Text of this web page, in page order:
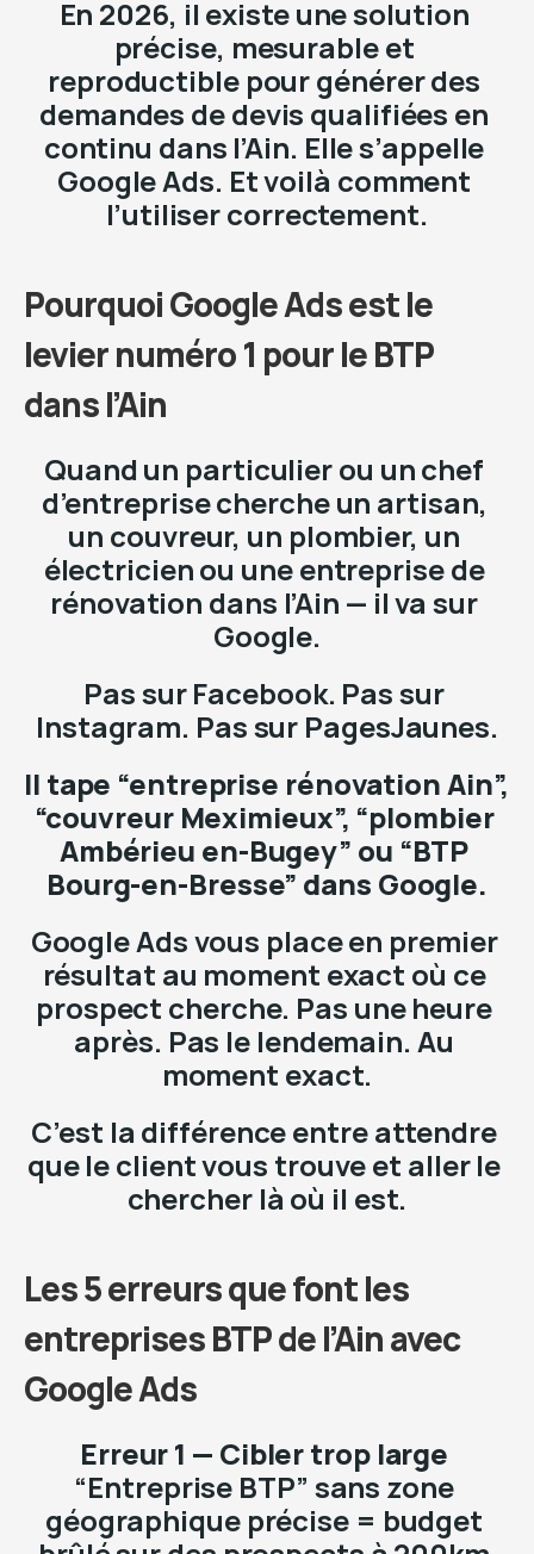
En 2026, il existe une solution
précise, mesurable et
reproductible pour générer des
demandes de devis qualifiées en
continu dans l’Ain. Elle s’appelle
Google Ads. Et voilà comment
l’utiliser correctement.
Pourquoi Google Ads est le
levier numéro 1 pour le BTP
dans l’Ain
Quand un particulier ou un chef
d’entreprise cherche un artisan,
un couvreur, un plombier, un
électricien ou une entreprise de
rénovation dans l’Ain — il va sur
Google.
Pas sur Facebook. Pas sur
Instagram. Pas sur PagesJaunes.
Il tape “entreprise rénovation Ain”,
“couvreur Meximieux”, “plombier
Ambérieu en-Bugey” ou “BTP
Bourg-en-Bresse” dans Google.
Google Ads vous place en premier
résultat au moment exact où ce
prospect cherche. Pas une heure
après. Pas le lendemain. Au
moment exact.
C’est la différence entre attendre
que le client vous trouve et aller le
chercher là où il est.
Les 5 erreurs que font les
entreprises BTP de l’Ain avec
Google Ads
“Entreprise BTP” sans zone
géographique précise = budget